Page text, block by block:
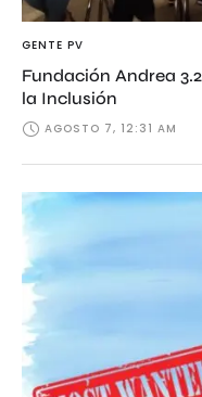
GENTE PV
Fundación Andrea
la Inclusión
AGOSTO 7, 12:31 AM